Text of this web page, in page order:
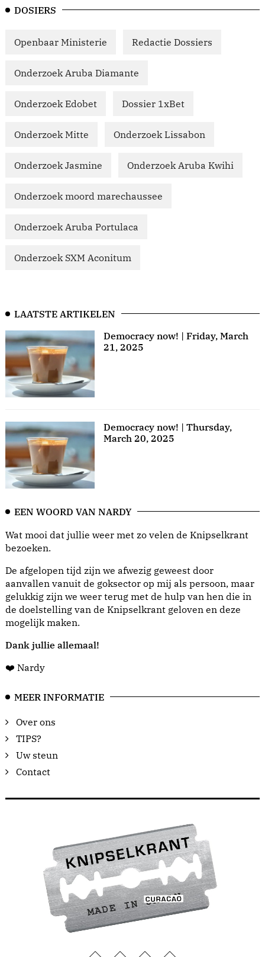
DOSIERS
Openbaar Ministerie Redactie Dossiers
Onderzoek Aruba Diamante
Onderzoek Edobet Dossier 1xBet
Onderzoek Mitte Onderzoek Lissabon
Onderzoek Jasmine Onderzoek Aruba Kwihi
Onderzoek moord marechaussee
Onderzoek Aruba Portulaca
Onderzoek SXM Aconitum
LAATSTE ARTIKELEN
Democracy now! | Friday, March
21, 2025
Democracy now! | Thursday,
March 20, 2025
EEN WOORD VAN NARDY
Wat mooi dat jullie weer met zo velen de Knipselkrant
bezoeken.
De afgelopen tijd zijn we afwezig geweest door
aanvallen vanuit de goksector op mij als persoon, maar
gelukkig zijn we weer terug met de hulp van hen die in
de doelstelling van de Knipselkrant geloven en deze
mogelijk maken.
Dank jullie allemaal!
❤️ Nardy
MEER INFORMATIE
Over ons
TIPS?
Uw steun
Contact